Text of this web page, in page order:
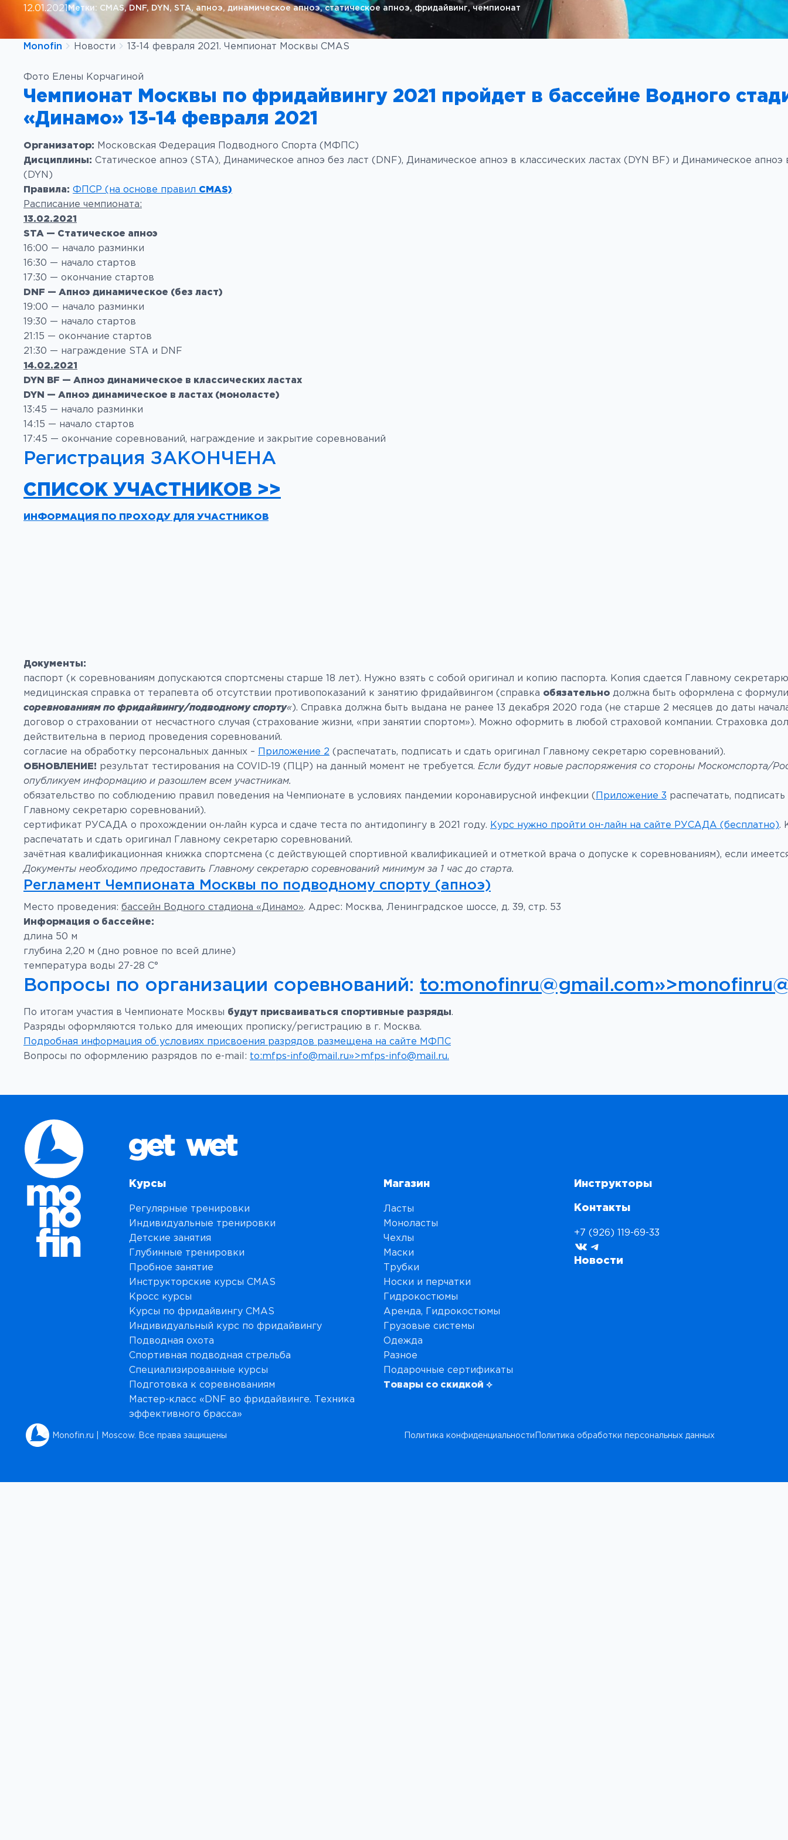
Курсы по
фридайвингу CMAS
Индивидуальный
Спортивная
Специализированные
курсы
Грузовые
Подарочные
сертификаты
12.01.2021Метки: CMAS, DNF, DYN, STA, апноэ, динамическое апноэ, статическое апноэ, фридайвинг, чемпионат
Monofin Новости 13-14 февраля 2021. Чемпионат Москвы CMAS
Фото Елены Корчагиной
Чемпионат Москвы по фридайвингу 2021 пройдет в бассейне Водного
«Динамо» 13-14 февраля 2021
Организатор: Московская Федерация Подводного Спорта (МФПС)
Дисциплины: Статическое апноэ (STA), Динамическое апноэ без ласт (DNF), Динамическое апноэ в классических ластах (DYN BF) и Динамическое апноэ
(DYN)
Правила: ФПСР (на основе правил CMAS)
Расписание чемпионата:
13.02.2021
STA — Статическое апноэ
16:00 — начало разминки
16:30 — начало стартов
17:30 — окончание стартов
DNF — Апноэ динамическое (без ласт)
19:00 — начало разминки
19:30 — начало стартов
21:15 — окончание стартов
21:30 — награждение STA и DNF
14.02.2021
DYN BF — Апноэ динамическое в классических ластах
DYN — Апноэ динамическое в ластах (моноласте)
13:45 — начало разминки
14:15 — начало стартов
17:45 — окончание соревнований, награждение и закрытие соревнований
Регистрация ЗАКОНЧЕНА
СПИСОК УЧАСТНИКОВ >>
ИНФОРМАЦИЯ ПО ПРОХОДУ ДЛЯ УЧАСТНИКОВ
Документы:
паспорт (к соревнованиям допускаются спортсмены старше 18 лет). Нужно взять с собой оригинал и копию паспорта. Копия сдается Главному
медицинская справка от терапевта об отсутствии противопоказаний к занятию фридайвингом (справка обязательно должна быть оформлена с
соревнованиям по фридайвингу/подводному спорту«). Справка должна быть выдана не ранее 13 декабря 2020 года (не старше 2 месяцев до даты
договор о страховании от несчастного случая (страхование жизни, «при занятии спортом»). Можно оформить в любой страховой компании. Страховка
действительна в период проведения соревнований.
согласие на обработку персональных данных – Приложение 2 (распечатать, подписать и сдать оригинал Главному секретарю соревнований).
ОБНОВЛЕНИЕ! результат тестирования на COVID‑19 (ПЦР) на данный момент не требуется. Если будут новые распоряжения со стороны Москомспорта/
опубликуем информацию и разошлем всем участникам.
обязательство по соблюдению правил поведения на Чемпионате в условиях пандемии коронавирусной инфекции (Приложение 3 распечатать,
Главному секретарю соревнований).
сертификат РУСАДА о прохождении он‑лайн курса и сдаче теста по антидопингу в 2021 году. Курс нужно пройти он-лайн на сайте РУСАДА (бесплатно).
распечатать и сдать оригинал Главному секретарю соревнований.
зачётная квалификационная книжка спортсмена (с действующей спортивной квалификацией и отметкой врача о допуске к соревнованиям), если
Документы необходимо предоставить Главному секретарю соревнований минимум за 1 час до старта.
Регламент Чемпионата Москвы по подводному спорту (апноэ)
Место проведения: бассейн Водного стадиона «Динамо». Адрес: Москва, Ленинградское шоссе, д. 39, стр. 53
Информация о бассейне:
длина 50 м
глубина 2,20 м (дно ровное по всей длине)
температура воды 27-28 С°
Вопросы по организации соревнований:
По итогам участия в Чемпионате Москвы будут присваиваться спортивные разряды.
Разряды оформляются только для имеющих прописку/регистрацию в г. Москва.
Подробная информация об условиях присвоения разрядов размещена на сайте МФПС
Вопросы по оформлению разрядов по e-mail: to:mfps-info@mail.ru»>mfps-info@mail.ru.
Курсы
Регулярные тренировки
Индивидуальные тренировки
Детские занятия
Глубинные тренировки
Пробное занятие
Инструкторские курсы CMAS
Кросс курсы
Курсы по фридайвингу CMAS
Индивидуальный курс по фридайвингу
Подводная охота
Спортивная подводная стрельба
Специализированные курсы
Подготовка к соревнованиям
Мастер-класс «DNF во фридайвинге. Техника
эффективного брасса»
Магазин
Ласты
Моноласты
Чехлы
Маски
Трубки
Носки и перчатки
Гидрокостюмы
Аренда, Гидрокостюмы
Грузовые системы
Одежда
Разное
Подарочные сертификаты
Товары со скидкой ⟡
Инструкторы
Контакты
+7 (926) 119-69-33
ВКонтакте Telegram
Новости
© Monofin.ru | Moscow. Все права защищены Политика конфиденциальности Политика обработки персональных данных